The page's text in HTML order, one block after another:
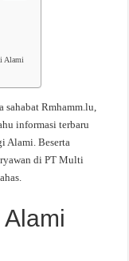
Alami
sahabat Rmhamm.lu,
informasi terbaru
Alami. Beserta
di PT Multi